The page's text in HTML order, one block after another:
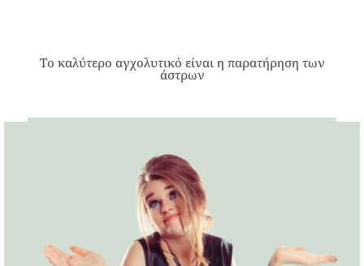
Το καλύτερο αγχολυτικό είναι η παρατήρηση των
άστρων